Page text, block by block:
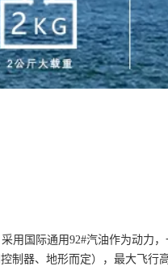
用国际通用92#汽油作为动力
控制器、地形而定），最大飞